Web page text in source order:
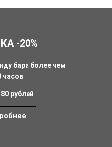
-20%
бара более чем
часов
80 рублей